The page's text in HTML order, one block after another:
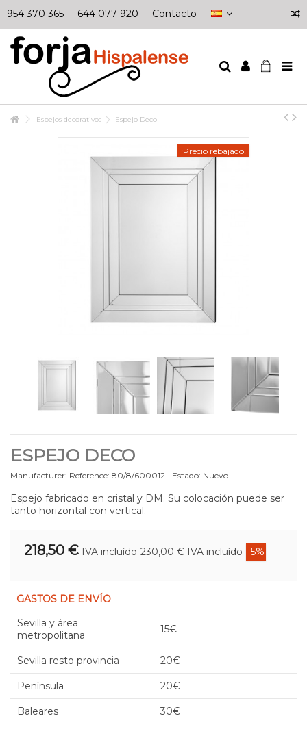
954 370 365 644 077 920 Contacto
Espejos decorativos Espejo Deco
¡Precio rebajado!
ESPEJO DECO
Manufacturer: Reference: 80/8/600012 Estado: Nuevo
Espejo fabricado en cristal y DM. Su colocación puede ser
tanto horizontal con vertical.
218,50 € IVA incluído 230,00 €IVA incluído -5%
GASTOS DE ENVÍO
Sevilla y área
metropolitana
15€
Sevilla resto provincia 20€
Península 20€
Baleares 30€